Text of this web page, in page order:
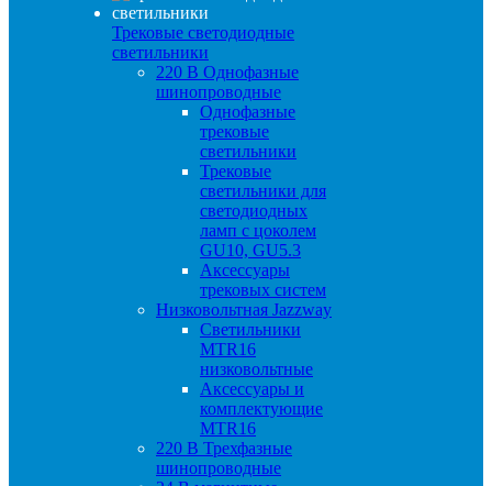
Трековые светодиодные
светильники
220 B Однофазные
шинопроводные
Однофазные
трековые
светильники
Трековые
светильники для
светодиодных
ламп с цоколем
GU10, GU5.3
Аксессуары
трековых систем
Низковольтная Jazzway
Светильники
MTR16
низковольтные
Аксессуары и
комплектующие
MTR16
220 B Трехфазные
шинопроводные